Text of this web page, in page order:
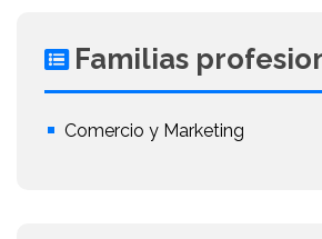
Familias
Comercio y Marketing